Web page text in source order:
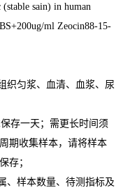
sain) in human
ml Zeocin88-15-
织匀浆、血清、血浆、尿
保存一天；需更长时间须
期收集样本，请将样本
保存；
、样本数量、待测指标及